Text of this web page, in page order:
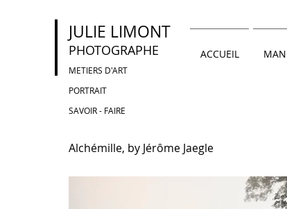
JULIE LIMONT
PHOTOGRAPHE
METIERS D'ART
PORTRAIT
SAVOIR - FAIRE
ACCUEIL
Alchémille, by Jérôme Jaegle